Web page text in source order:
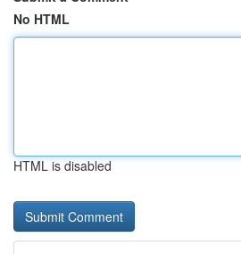
No HTML
HTML is disabled